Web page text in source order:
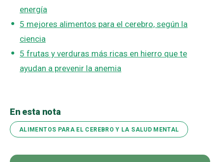
energía
5 mejores alimentos para el cerebro, según la
ciencia
5 frutas y verduras más ricas en hierro que te
ayudan a prevenir la anemia
En esta nota
ALIMENTOS PARA EL CEREBRO Y LA SALUD MENTAL